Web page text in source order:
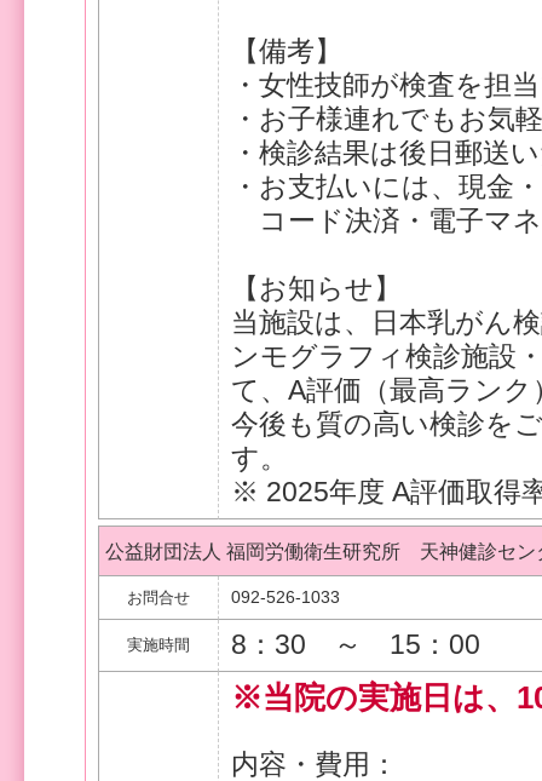
【備考】
・女性技師が検査を担
・お子様連れでもお気
・検診結果は後日郵送
・お支払いには、現金
コード決済・電子マ
【お知らせ】
当施設は、日本乳がん
ンモグラフィ検診施設
て、A評価（最高ラン
今後も質の高い検診を
す。
※ 2025年度 A評価取
公益財団法人 福岡労働衛生研究所 天神健診セン
お問合せ 092-526-1033
実施時間 8：30 ～ 15：00
※当院の実施日は、
内容・費用：